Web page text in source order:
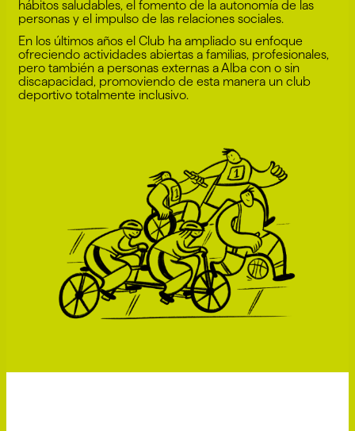
hábitos saludables, el fomento de la autonomía de las
personas y el impulso de las relaciones sociales.
En los últimos años el Club ha ampliado su enfoque
ofreciendo actividades abiertas a familias, profesionales,
pero también a personas externas a Alba con o sin
discapacidad, promoviendo de esta manera un club
deportivo totalmente inclusivo.